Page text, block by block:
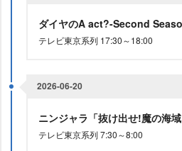
ダイヤのA act?-Second
テレビ東京系列 17:30～18:00
2026-06-20
ニンジャラ「抜け出せ!魔の海域
テレビ東京系列 7:30～8:00